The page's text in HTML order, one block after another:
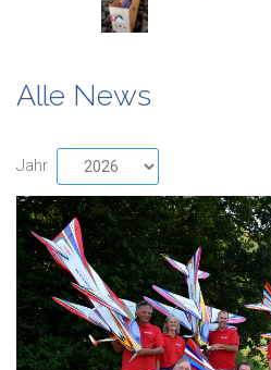
Alle News
Jahr